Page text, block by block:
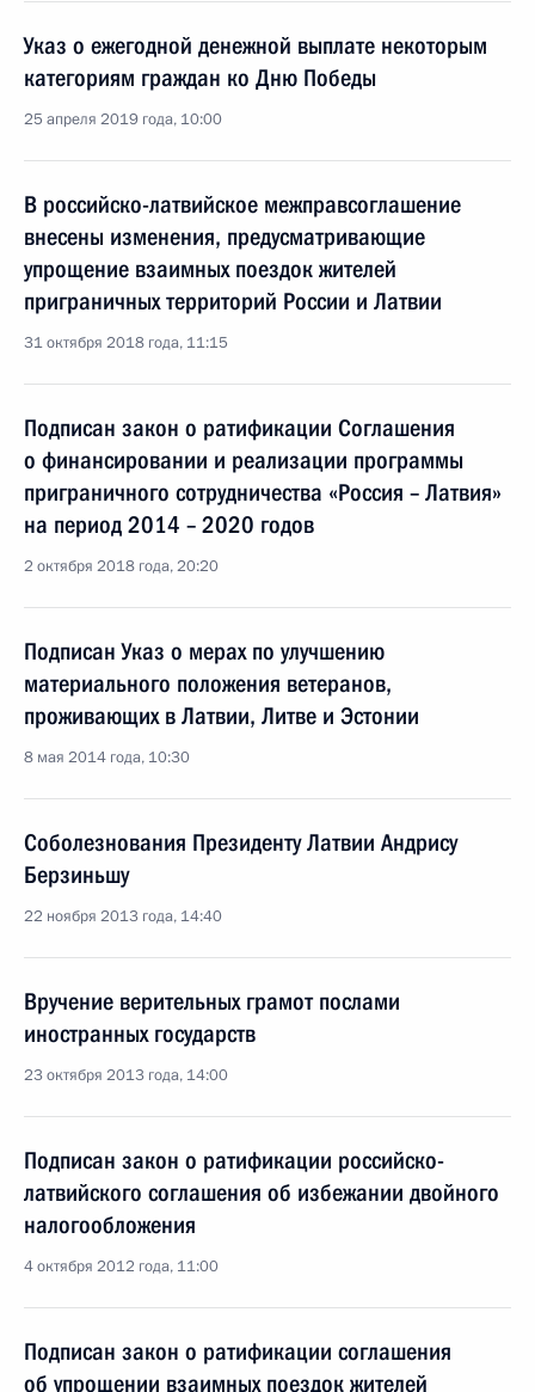
Указ о ежегодной денежной выплате некоторым
категориям граждан ко Дню Победы
25 апреля 2019 года, 10:00
В российско-латвийское межправсоглашение
внесены изменения, предусматривающие
упрощение взаимных поездок жителей
приграничных территорий России и Латвии
31 октября 2018 года, 11:15
Подписан закон о ратификации Соглашения
о финансировании и реализации программы
приграничного сотрудничества «Россия – Латвия»
на период 2014 – 2020 годов
2 октября 2018 года, 20:20
Подписан Указ о мерах по улучшению
материального положения ветеранов,
проживающих в Латвии, Литве и Эстонии
8 мая 2014 года, 10:30
Соболезнования Президенту Латвии Андрису
Берзиньшу
22 ноября 2013 года, 14:40
Вручение верительных грамот послами
иностранных государств
23 октября 2013 года, 14:00
Подписан закон о ратификации российско-
латвийского соглашения об избежании двойного
налогообложения
4 октября 2012 года, 11:00
Подписан закон о ратификации соглашения
об упрощении взаимных поездок жителей